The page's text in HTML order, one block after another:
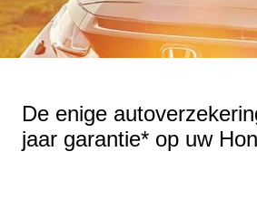
De enige
jaar garantie* op uw